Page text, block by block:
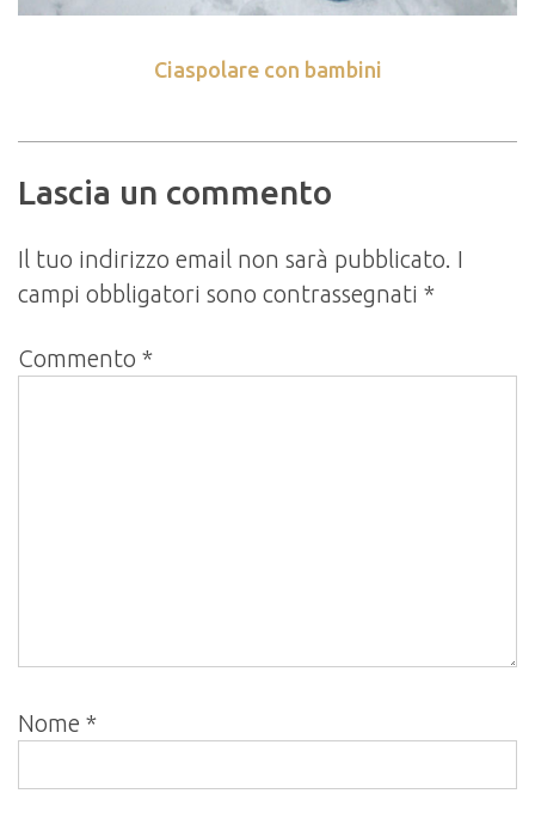
Ciaspolare con bambini
Lascia un commento
Il tuo indirizzo email non sarà pubblicato. I
campi obbligatori sono contrassegnati *
Commento *
Nome *